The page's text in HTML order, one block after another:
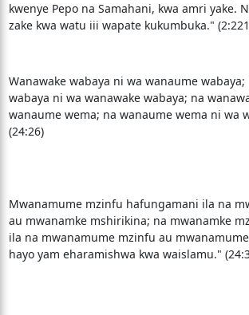
kwenye Pepo na Samahani, kwa amri yake.
zake kwa watu iii wapate kukumbuka."
Wanawake wabaya ni wa wanaume
wabaya ni wa wanawake wabaya; na
wanaume wema; na wanaume wema ni wa
(24:26)
Mwanamume mzinfu hafungamani ila na
au mwanamke mshirikina; na mwanamke
ila na mwanamume mzinfu au
hayo yam eharamishwa kwa waislamu."